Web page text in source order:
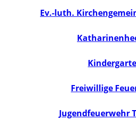
Ev.-luth.
Freiwillige
Jugendfeuerwehr